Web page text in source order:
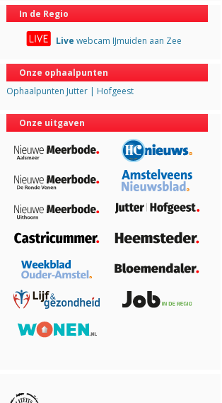
In de Regio
Live webcam IJmuiden aan Zee
Onze ophaalpunten
Ophaalpunten Jutter | Hofgeest
Onze uitgaven